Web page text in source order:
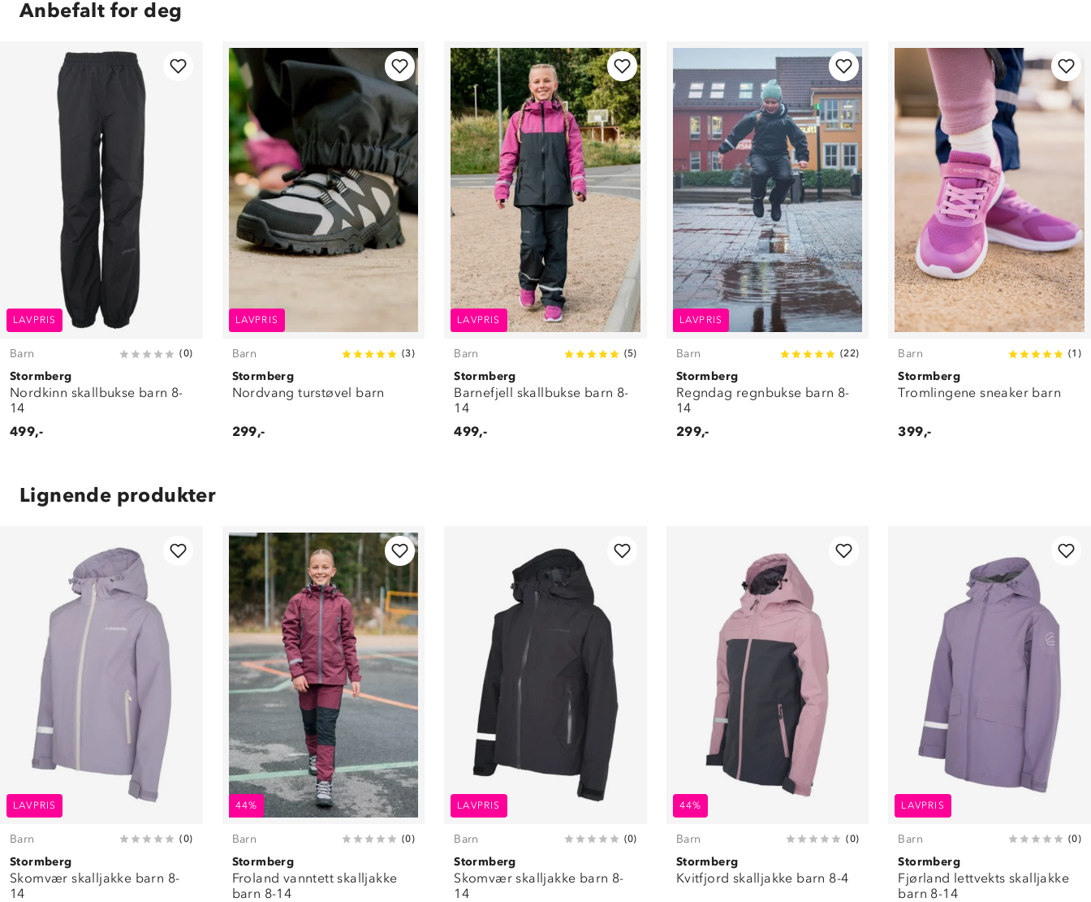
Anbefalt for deg
LAVPRIS
Barn (0)
Stormberg
Nordkinn skallbukse barn 8-
14
499,-
LAVPRIS
Barn (3)
Stormberg
Nordvang turstøvel barn
299,-
LAVPRIS
Barn (5)
Stormberg
Barnefjell skallbukse barn 8-
14
499,-
LAVPRIS
Barn (22)
Stormberg
Regndag regnbukse barn 8-
14
299,-
Barn (1 )
Stormberg
Tromlingene sneaker barn
399,-
Lignende produkter
LAVPRIS
Barn (0)
Stormberg
Skomvær skalljakke barn 8-
14
44%
Barn (0)
Stormberg
Froland vanntett skalljakke
barn 8-14
LAVPRIS
Barn (0)
Stormberg
Skomvær skalljakke barn 8-
14
44%
Barn (0)
Stormberg
Kvitfjord skalljakke barn 8-4
LAVPRIS
Barn (0)
Stormberg
Fjørland lettvekts skalljakke
barn 8-14